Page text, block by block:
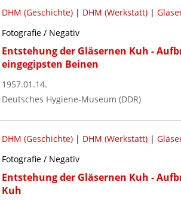
DHM (Geschichte)| DHM (Werkstatt)|
Fotografie / Negativ
Entstehung der Gläsernen Kuh -
eingegipsten Beinen
1957.01.14.
Deutsches Hygiene-Museum (DDR)
DHM (Geschichte)| DHM (Werkstatt)|
Fotografie / Negativ
Entstehung der Gläsernen Kuh -
Kuh